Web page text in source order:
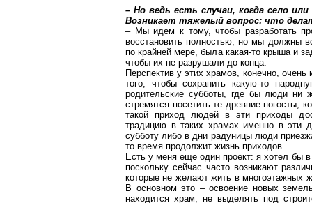
– Но ведь есть случаи, когда село
Возникает тяжелый вопрос: что
– Мы идем к тому, чтобы разработать
восстановить полностью, но мы должны
по крайней мере, была какая-то крыша и
чтобы их не разрушали до конца.
Перспектив у этих храмов, конечно,
того, чтобы сохранить какую-то
родительские субботы, где бы люди ни
стремятся посетить те древние
такой приход людей в эти приходы
традицию в таких храмах именно в эти
субботу либо в дни радуницы люди
то время продолжит жизнь приходов.
Есть у меня еще один проект: я хотел бы
поскольку сейчас часто возникают
которые не желают жить в многоэтажных
В основном это – освоение новых
находится храм, не выделять под